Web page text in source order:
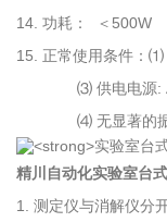
14. 功耗： ＜500W
15. 正常使用条件：
⑶ 供电电源:
⑷ 无显著的振动
精川自动化实验室台
1. 测定仪与消解仪分